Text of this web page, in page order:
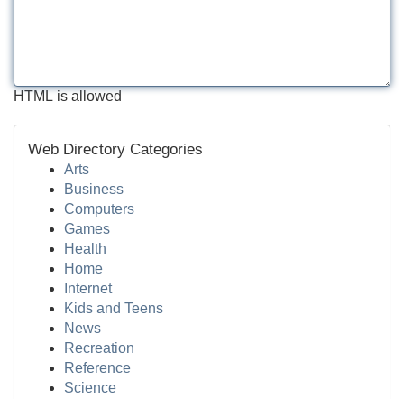
HTML is allowed
Web Directory Categories
Arts
Business
Computers
Games
Health
Home
Internet
Kids and Teens
News
Recreation
Reference
Science